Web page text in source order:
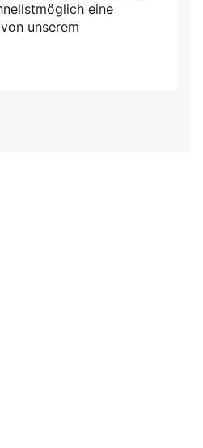
eine
unserem